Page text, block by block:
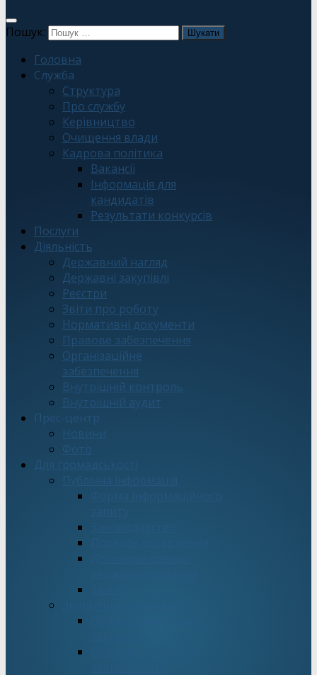
Пошук:
Головна
Служба
Структура
Про службу
Керівництво
Очищення влади
Кадрова політика
Вакансії
Інформація для
кандидатів
Результати конкурсів
Послуги
Діяльність
Державний нагляд
Державні закупівлі
Реєстри
Звіти про роботу
Нормативні документи
Правове забезпечення
Організаційне
забезпечення
Внутрішній контроль
Внутрішній аудит
Прес-центр
Новини
Фото
Для громадськості